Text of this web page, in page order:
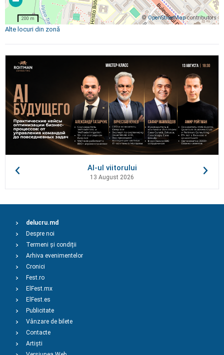
©OpenStreetMapcontributors
200 m
Alte locuri din zonă
AI-ul viitorului
13 August 2026
delucru.md
Despre noi
Termeni și condiții
Arhiva evenimentelor
Cronici
Fest.ro
ElFest.mx
ElFest.es
Publicitate
Vânzare de bilete
Contacte
Artiști